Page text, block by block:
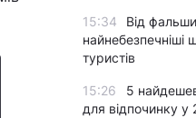
15:34
Від
найнебезпечніші
туристів
15:26
5
для відпочинку у